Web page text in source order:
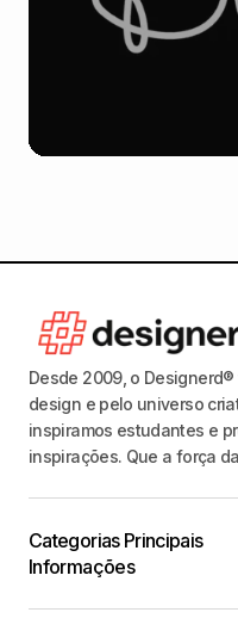
Desde 2009, o
design e pelo universo
inspiramos estudantes e
inspirações. Que a força
Categorias Principais
Informações